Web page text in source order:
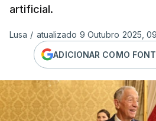
artificial.
Lusa / atualizado 9 Outubro 2025,
ADICIONAR COMO